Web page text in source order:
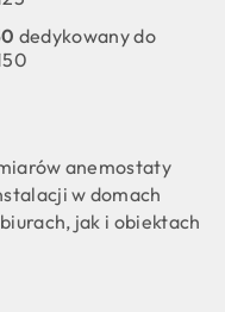
dedykowany do
anemostaty
w domach
jak i obiektach